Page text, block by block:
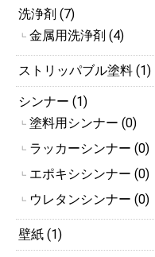
洗浄剤 (7)
┗ 金属用洗浄剤 (4)
ストリッパブル塗料 (1)
シンナー (1)
┗ 塗料用シンナー (0)
┗ ラッカーシンナー (0)
┗ エポキシシンナー (0)
┗ ウレタンシンナー (0)
壁紙 (1)